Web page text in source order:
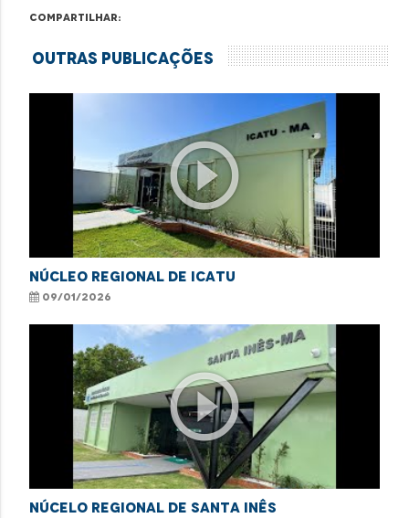
Compartilhar:
Outras Publicações
play_circle_outline
NÚCLEO REGIONAL DE ICATU
09/01/2026
play_circle_outline
NÚCELO REGIONAL DE SANTA INÊS